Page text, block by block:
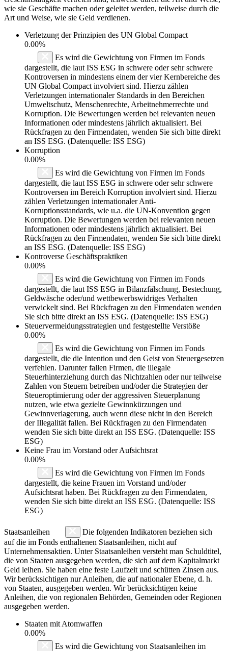
wie sie Geschäfte machen oder geleitet werden, teilweise durch die
Art und Weise, wie sie Geld verdienen.
Verletzung der Prinzipien des UN Global Compact
0.00%
Es wird die Gewichtung von Firmen im Fonds
dargestellt, die laut ISS ESG in schwere oder sehr schwere
Kontroversen in mindestens einem der vier Kernbereiche des
UN Global Compact involviert sind. Hierzu zählen
Verletzungen internationaler Standards in den Bereichen
Umweltschutz, Menschenrechte, Arbeitnehmerrechte und
Korruption. Die Bewertungen werden bei relevanten neuen
Informationen oder mindestens jährlich aktualisiert. Bei
Rückfragen zu den Firmendaten, wenden Sie sich bitte direkt
an ISS ESG. (Datenquelle: ISS ESG)
Korruption
0.00%
Es wird die Gewichtung von Firmen im Fonds
dargestellt, die laut ISS ESG in schwere oder sehr schwere
Kontroversen im Bereich Korruption involviert sind. Hierzu
zählen Verletzungen internationaler Anti-
Korruptionsstandards, wie u.a. die UN-Konvention gegen
Korruption. Die Bewertungen werden bei relevanten neuen
Informationen oder mindestens jährlich aktualisiert. Bei
Rückfragen zu den Firmendaten, wenden Sie sich bitte direkt
an ISS ESG. (Datenquelle: ISS ESG)
Kontroverse Geschäftspraktiken
0.00%
Es wird die Gewichtung von Firmen im Fonds
dargestellt, die laut ISS ESG in Bilanzfälschung, Bestechung,
Geldwäsche oder/und wettbewerbswidriges Verhalten
verwickelt sind. Bei Rückfragen zu den Firmendaten wenden
Sie sich bitte direkt an ISS ESG. (Datenquelle: ISS ESG)
Steuervermeidungsstrategien und festgestellte Verstöße
0.00%
Es wird die Gewichtung von Firmen im Fonds
dargestellt, die die Intention und den Geist von Steuergesetzen
verfehlen. Darunter fallen Firmen, die illegale
Steuerhinterziehung durch das Nichtzahlen oder nur teilweise
Zahlen von Steuern betreiben und/oder die Strategien der
Steueroptimierung oder der aggressiven Steuerplanung
nutzen, wie etwa gezielte Gewinnkürzungen und
Gewinnverlagerung, auch wenn diese nicht in den Bereich
der Illegalität fallen. Bei Rückfragen zu den Firmendaten
wenden Sie sich bitte direkt an ISS ESG. (Datenquelle: ISS
ESG)
Keine Frau im Vorstand oder Aufsichtsrat
0.00%
Es wird die Gewichtung von Firmen im Fonds
dargestellt, die keine Frauen im Vorstand und/oder
Aufsichtsrat haben. Bei Rückfragen zu den Firmendaten,
wenden Sie sich bitte direkt an ISS ESG. (Datenquelle: ISS
ESG)
Staatsanleihen
Die folgenden Indikatoren beziehen sich
auf die im Fonds enthaltenen Staatsanleihen, nicht auf
Unternehmensaktien. Unter Staatsanleihen versteht man Schuldtitel,
die von Staaten ausgegeben werden, die sich auf dem Kapitalmarkt
Geld leihen. Sie haben eine feste Laufzeit und schütten Zinsen aus.
Wir berücksichtigen nur Anleihen, die auf nationaler Ebene, d. h.
von Staaten, ausgegeben werden. Wir berücksichtigen keine
Anleihen, die von regionalen Behörden, Gemeinden oder Regionen
ausgegeben werden.
Staaten mit Atomwaffen
0.00%
Es wird die Gewichtung von Staatsanleihen im